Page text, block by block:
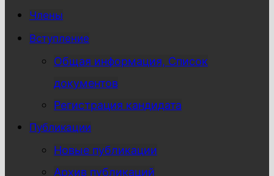
Члены
Вступление
Общая информация, Список
документов
Регистрация кандидата
Публикации
Новые публикации
Архив публикаций